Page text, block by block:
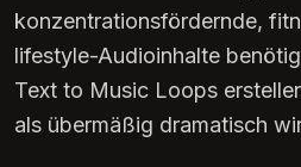
konzentrationsfördernde,
lifestyle-Audioinhalte
Text to Music Loops
als übermäßig dramatisch